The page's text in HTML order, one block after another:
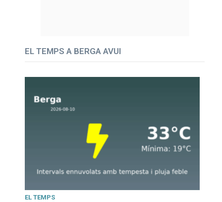
EL TEMPS A BERGA AVUI
EL TEMPS